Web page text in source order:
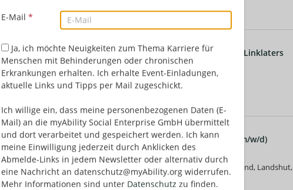
E-Mail *
Ja, ich möchte Neuigkeiten zum Thema Karriere für
Menschen mit Behinderungen oder chronischen
Erkrankungen erhalten. Ich erhalte Event-Einladungen,
aktuelle Links und Tipps per Mail zugeschickt.
Ich willige ein, dass meine personenbezogenen Daten (E-
Mail) an die myAbility Social Enterprise GmbH übermittelt
und dort verarbeitet und gespeichert werden. Ich kann
meine Einwilligung jederzeit durch Anklicken des
Abmelde-Links in jedem Newsletter oder alternativ durch
eine Nachricht an datenschutz@myAbility.org widerrufen.
Mehr Informationen sind unter Datenschutz zu finden.
E.ON x Linklaters - Rechtsreferendare (w/m/d) @ E.ON SE & Linklaters
09.06.2026,
Essen, Deutschland
(Senior) Azure Solution Architect Microsoft Dynamics 365 (m/w/d)
03.06.2026,E.ON
Essen, Deutschland, Hamburg, Deutschland, Hannover, Deutschland, Landshut,
Deutschland, Würzburg, Deutschland